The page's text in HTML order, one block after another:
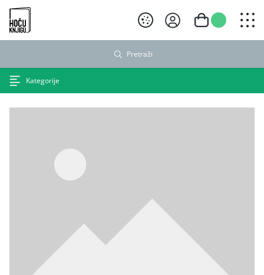
Hoću knjigu crni logo
Pretraži
Kategorije